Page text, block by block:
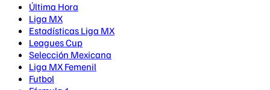
Última Hora
Liga MX
Estadísticas Liga MX
Leagues Cup
Selección Mexicana
Liga MX Femenil
Futbol